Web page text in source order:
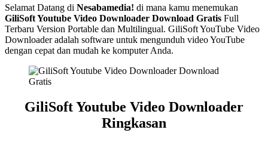
Selamat Datang di Nesabamedia! di mana kamu menemukan
GiliSoft Youtube Video Downloader Download Gratis Full
Terbaru Version Portable dan Multilingual. GiliSoft YouTube Video
Downloader adalah software untuk mengunduh video YouTube
dengan cepat dan mudah ke komputer Anda.
GiliSoft Youtube Video Downloader
Ringkasan